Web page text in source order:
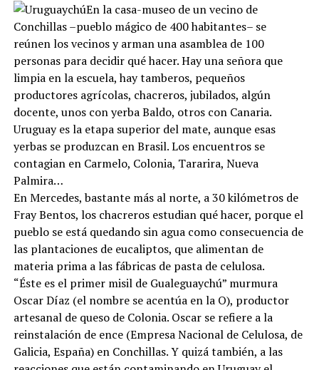
En la casa-museo de un vecino de
Conchillas –pueblo mágico de 400 habitantes– se
reúnen los vecinos y arman una asamblea de 100
personas para decidir qué hacer. Hay una señora que
limpia en la escuela, hay tamberos, pequeños
productores agrícolas, chacreros, jubilados, algún
docente, unos con yerba Baldo, otros con Canaria.
Uruguay es la etapa superior del mate, aunque esas
yerbas se produzcan en Brasil. Los encuentros se
contagian en Carmelo, Colonia, Tararira, Nueva
Palmira…
En Mercedes, bastante más al norte, a 30 kilómetros de
Fray Bentos, los chacreros estudian qué hacer, porque el
pueblo se está quedando sin agua como consecuencia de
las plantaciones de eucaliptos, que alimentan de
materia prima a las fábricas de pasta de celulosa.
“Éste es el primer misil de Gualeguaychú” murmura
Oscar Díaz (el nombre se acentúa en la O), productor
artesanal de queso de Colonia. Oscar se refiere a la
reinstalación de ence (Empresa Nacional de Celulosa, de
Galicia, España) en Conchillas. Y quizá también, a las